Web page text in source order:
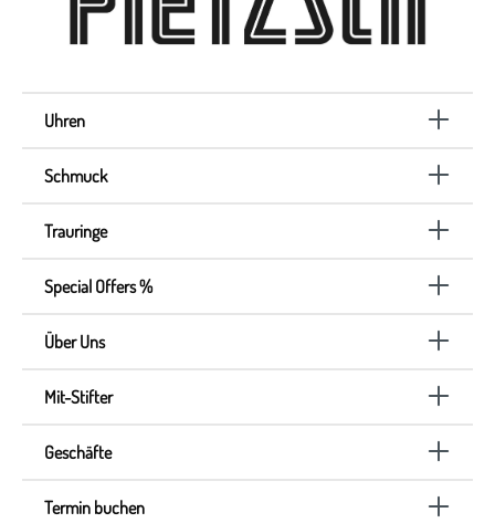
Uhren
Schmuck
Trauringe
Special Offers %
Über Uns
Mit-Stifter
Geschäfte
Termin buchen